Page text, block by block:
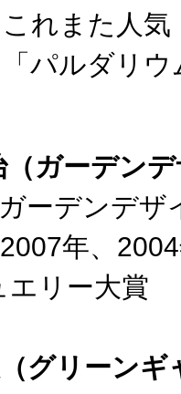
れまた人
パルダリ
（ガーデン
ーデンデザ
年、
エリー大賞
グリーン